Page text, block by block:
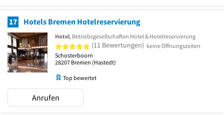
17 Hotels Bremen Hotelreservierung
Hotel, Betriebsgesellschaften Hotel & Hotelreservierung
5 von 5 Sternen
(11 Bewertungen) keine Öffnungszeiten
Schosterboorn
28207 Bremen (Hastedt)
Top bewertet
Anrufen